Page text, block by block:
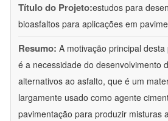
Título do Projeto:estudos para
bioasfaltos para aplicações em
Resumo: A motivação principal
é a necessidade do desenvolvimento
alternativos ao asfalto, que é um
largamente usado como agente
pavimentação para produzir misturas